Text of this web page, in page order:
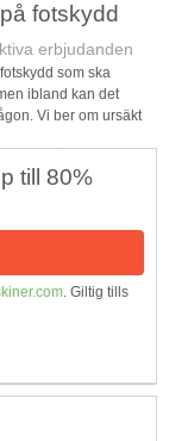
fotskydd
erbjudanden
som ska
ibland kan det
Vi ber om ursäkt
till 80%
. Giltig tills